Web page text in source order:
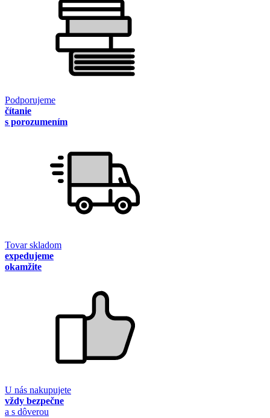
Podporujeme
čítanie
s porozumením
Tovar skladom
expedujeme
okamžite
U nás nakupujete
vždy bezpečne
a s dôverou